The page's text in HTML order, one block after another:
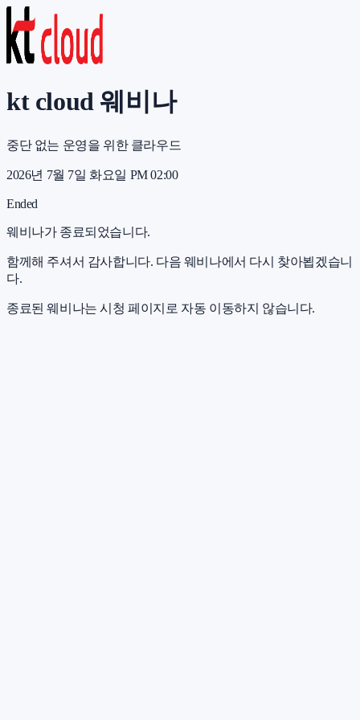
kt cloud 웨비나
중단 없는 운영을 위한 클라우드
2026년 7월 7일 화요일 PM 02:00
Ended
웨비나가 종료되었습니다.
함께해 주셔서 감사합니다. 다음 웨비나에서 다시 찾아뵙겠습니
다.
종료된 웨비나는 시청 페이지로 자동 이동하지 않습니다.